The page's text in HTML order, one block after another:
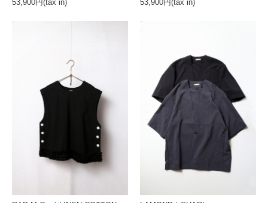
53,900円(tax in) 53,900円(tax in)